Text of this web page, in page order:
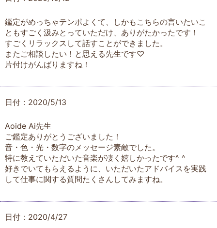
鑑定がめっちゃテンポよくて、しかもこちらの言いたいこ
ともすごく汲みとっていただけ、ありがたかったです！
すごくリラックスして話すことができました。
またご相談したい！と思える先生です♡
片付けがんばりますね！
日付：2020/5/13
Aoide Ai先生
ご鑑定ありがとうございました！
音・色・光・数字のメッセージ素敵でした。
特に教えていただいた音楽が凄く嬉しかったです^ ^
好きでいてもらえるように、いただいたアドバイスを実践
して仕事に関する質問たくさんしてみますね。
日付：2020/4/27